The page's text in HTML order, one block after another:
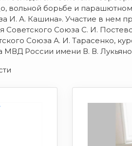
вольной борьбе и
И. А. Кашина». Участие в нем
Советского Союза С. И.
Союза А. И. Тарасенко,
МВД России имени В. В.